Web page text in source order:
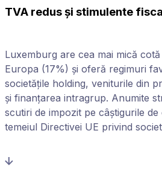
TVA redus și stimulente
Luxemburg are cea mai mică
Europa (17%) și oferă regimuri
societățile holding, veniturile din
și finanțarea intragrup. Anumite
scutiri de impozit pe câștigurile de
temeiul Directivei UE privind